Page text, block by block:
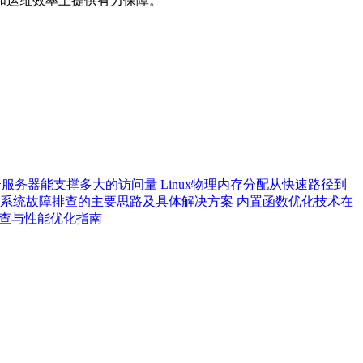
务器能支撑多大的访问量 Linux物理内存分配从快速路径到
统故障排查的主要思路及具体解决方案 内置函数优化技术在
与性能优化指南